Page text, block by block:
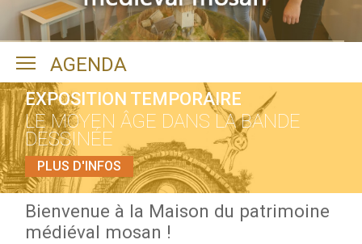
Toggle main menu visibility
AGENDA
EXPOSITION TEMPORAIRE
LE MOYEN ÂGE DANS LA BANDE
DESSINÉE
PLUS D'INFOS
Bienvenue à la Maison du patrimoine
médiéval mosan !